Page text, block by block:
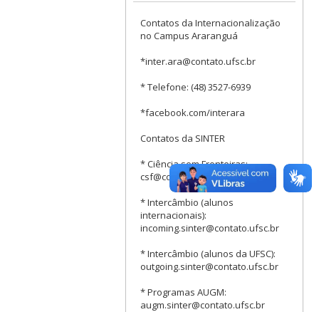
Contatos da Internacionalização
no Campus Araranguá
*inter.ara@contato.ufsc.br
* Telefone: (48) 3527-6939
*facebook.com/interara
Contatos da SINTER
* Ciência sem Fronteiras:
csf@contato.ufsc.br
* Intercâmbio (alunos
internacionais):
incoming.sinter@contato.ufsc.br
* Intercâmbio (alunos da UFSC):
outgoing.sinter@contato.ufsc.br
* Programas AUGM:
augm.sinter@contato.ufsc.br